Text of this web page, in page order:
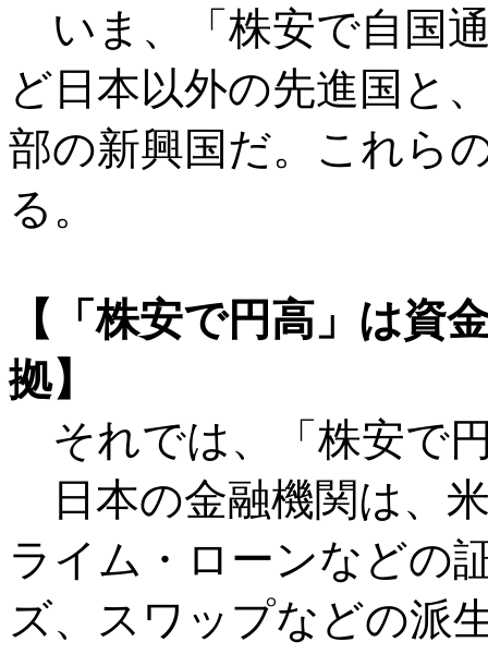
いま、「株安で自国
ど日本以外の先進国と
部の新興国だ。これら
る。
【「株安で円高」は資
拠】
それでは、「株安で
日本の金融機関は、
ライム・ローンなどの
ズ、スワップなどの派